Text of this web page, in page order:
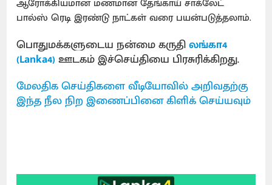
பால்ஸ் ரெடி இரண்டு நாட்கள் வரை பயன்படுத்தலாம்.
பொதுமக்களுடைய நன்மை கருதிலங்கா4
(Lanka4) ஊடகம் இச்செய்தியை பிரசுரிக்கிறது.
மேலதிக செய்திகளை வீடியோவில் அறிவதற்கு
இந்த நீல நிற இணைப்பினை கிளிக் செய்யவும்